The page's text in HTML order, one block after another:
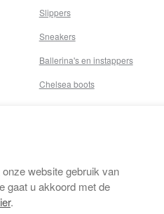
Slippers
Sneakers
Ballerina's en instappers
Chelsea boots
website gebruik van
gaat u akkoord met de
.